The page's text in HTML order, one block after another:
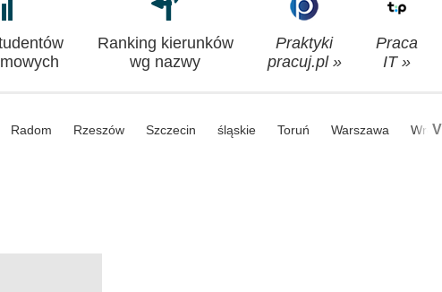
Ranking kierunków
wg nazwy
Praktyki
pracuj.pl »
Praca
IT »
Radom Rzeszów Szczecin śląskie Toruń Warszawa V